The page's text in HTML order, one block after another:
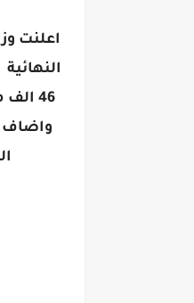
اعلنت
46
واضاف